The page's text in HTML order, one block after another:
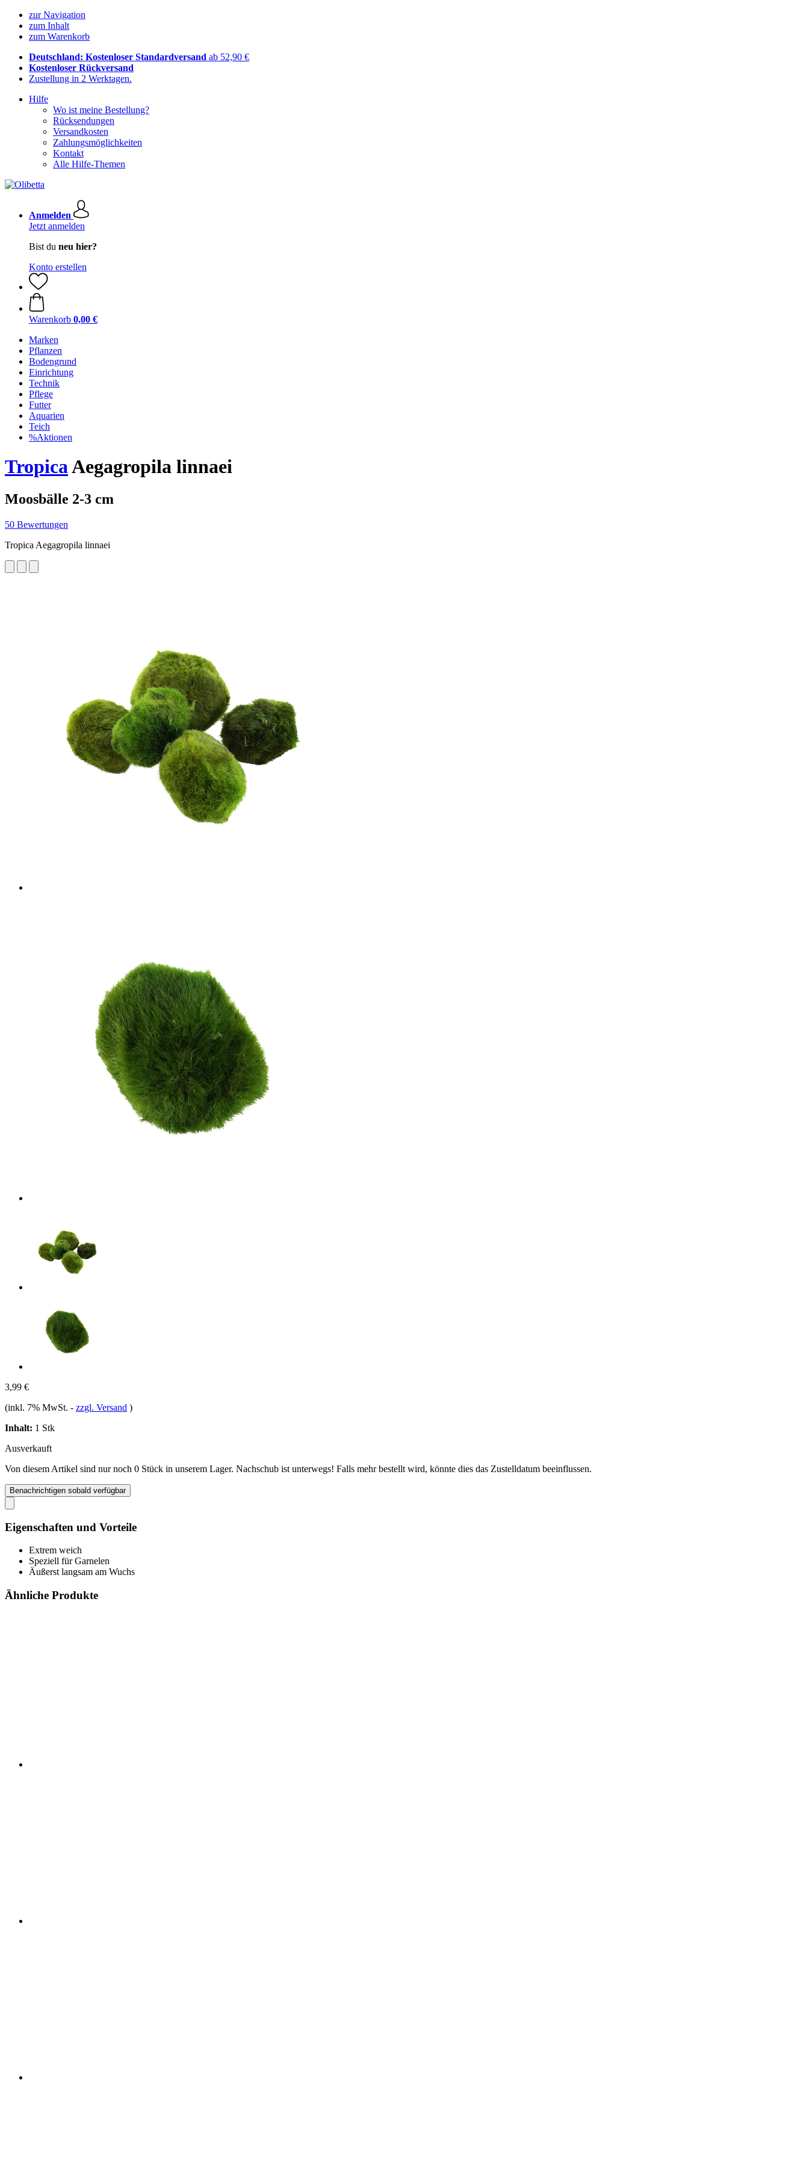
zur Navigation
zum Inhalt
zum Warenkorb
Deutschland: Kostenloser Standardversand ab 52,90 €
Kostenloser Rückversand
Zustellung in 2 Werktagen.
Hilfe
Wo ist meine Bestellung?
Rücksendungen
Versandkosten
Zahlungsmöglichkeiten
Kontakt
Alle Hilfe-Themen
Anmelden
Jetzt anmelden
Bist du neu hier?
Konto erstellen
Warenkorb 0,00 €
Marken
Pflanzen
Bodengrund
Einrichtung
Technik
Pflege
Futter
Aquarien
Teich
%Aktionen
TropicaAegagropila linnaei
Moosbälle 2-3 cm
50 Bewertungen
Tropica Aegagropila linnaei
3,99 €
(inkl. 7% MwSt. - zzgl. Versand )
Inhalt: 1 Stk
Ausverkauft
Von diesem Artikel sind nur noch 0 Stück in unserem Lager. Nachschub ist unterwegs! Falls mehr bestellt wird, könnte dies das Zustelldatum beeinflussen.
Benachrichtigen sobald verfügbar
Eigenschaften und Vorteile
Extrem weich
Speziell für Garnelen
Äußerst langsam am Wuchs
Ähnliche Produkte